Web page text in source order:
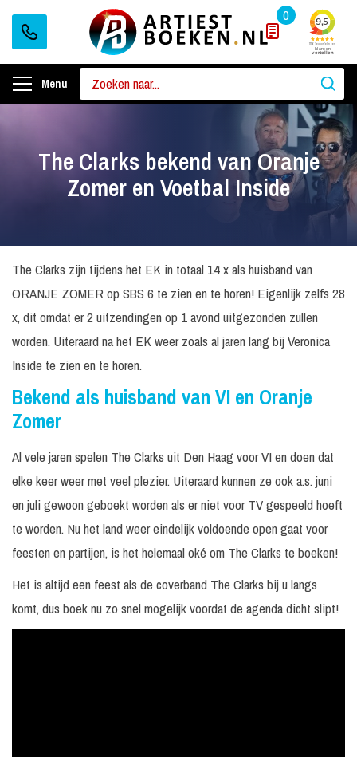
0
Menu
The Clarks bekend van Oranje
Zomer en Voetbal Inside
The Clarks zijn tijdens het EK in totaal 14 x als huisband van
ORANJE ZOMER op SBS 6 te zien en te horen! Eigenlijk zelfs 28
x, dit omdat er 2 uitzendingen op 1 avond uitgezonden zullen
worden. Uiteraard na het EK weer zoals al jaren lang bij Veronica
Inside te zien en te horen.
Bekend als huisband van VI en Oranje
Zomer
Al vele jaren spelen The Clarks uit Den Haag voor VI en doen dat
elke keer weer met veel plezier. Uiteraard kunnen ze ook a.s. juni
en juli gewoon geboekt worden als er niet voor TV gespeeld hoeft
te worden. Nu het land weer eindelijk voldoende open gaat voor
feesten en partijen, is het helemaal oké om The Clarks te boeken!
Het is altijd een feest als de coverband The Clarks bij u langs
komt, dus boek nu zo snel mogelijk voordat de agenda dicht slipt!